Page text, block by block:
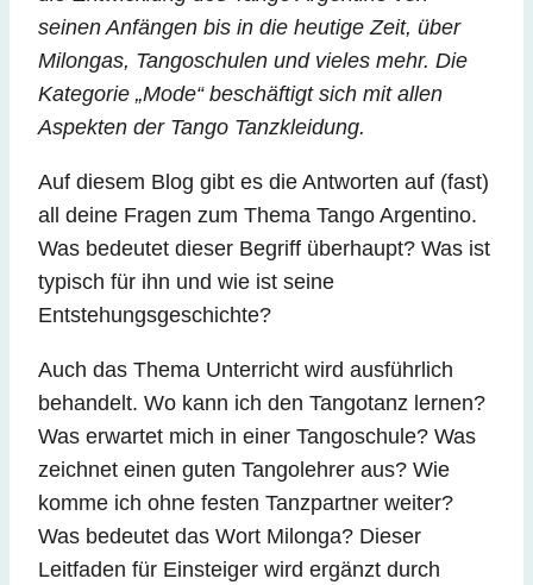
seinen Anfängen bis in die heutige Zeit, über
Milongas, Tangoschulen und vieles mehr. Die
Kategorie „Mode“ beschäftigt sich mit allen
Aspekten der Tango Tanzkleidung.
Auf diesem Blog gibt es die Antworten auf (fast)
all deine Fragen zum Thema Tango Argentino.
Was bedeutet dieser Begriff überhaupt? Was ist
typisch für ihn und wie ist seine
Entstehungsgeschichte?
Auch das Thema Unterricht wird ausführlich
behandelt. Wo kann ich den Tangotanz lernen?
Was erwartet mich in einer Tangoschule? Was
zeichnet einen guten Tangolehrer aus? Wie
komme ich ohne festen Tanzpartner weiter?
Was bedeutet das Wort Milonga? Dieser
Leitfaden für Einsteiger wird ergänzt durch